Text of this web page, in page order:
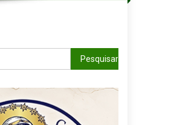
Pesquisar por: